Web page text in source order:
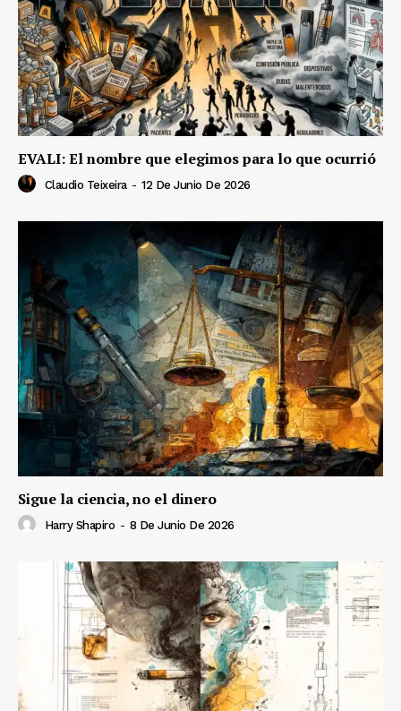
EVALI: El nombre que elegimos para lo que ocurrió
Claudio Teixeira - 12 De Junio De 2026
Sigue la ciencia, no el dinero
Harry Shapiro - 8 De Junio De 2026